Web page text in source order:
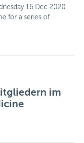
16 Dec 2020
for a series of
im